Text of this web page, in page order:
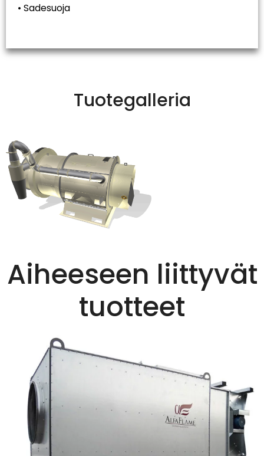
• Sadesuoja
Tuotegalleria
Aiheeseen liittyvät
tuotteet